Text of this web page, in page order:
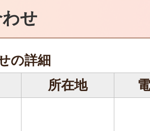
せ
の詳細
所在地